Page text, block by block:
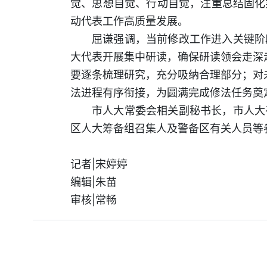
觉、思想自觉、行动自觉，注重总结固
动代表工作高质量发展。
屈谦强调，当前修改工作进入关键
大代表开展集中研读，确保研读领会走
要逐条梳理研究，充分吸纳合理部分；
法进程有序衔接，为圆满完成修法任务
市人大常委会相关副秘书长，市人
区人大筹备组召集人及警备区有关人员
记者|宋婷婷
编辑|朱苗
审核|常畅